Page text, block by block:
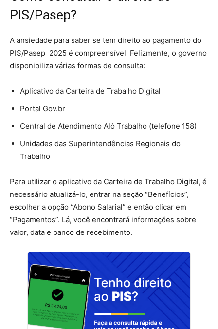
PIS/Pasep?
A ansiedade para saber se tem direito ao pagamento do
PIS/Pasep 2025 é compreensível. Felizmente, o governo
disponibiliza várias formas de consulta:
Aplicativo da Carteira de Trabalho Digital
Portal Gov.br
Central de Atendimento Alô Trabalho (telefone 158)
Unidades das Superintendências Regionais do
Trabalho
Para utilizar o aplicativo da Carteira de Trabalho Digital, é
necessário atualizá-lo, entrar na seção “Benefícios”,
escolher a opção “Abono Salarial” e então clicar em
“Pagamentos”. Lá, você encontrará informações sobre
valor, data e banco de recebimento.